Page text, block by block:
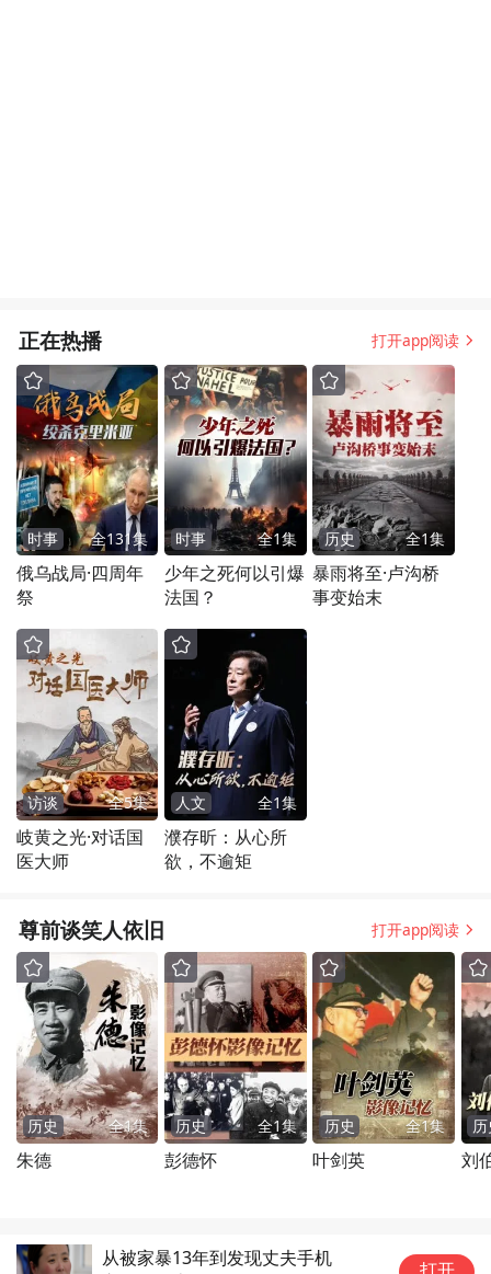
正在热播 打开app阅读
时事 全131集
俄乌战局·四周年
祭
时事 全1集
少年之死何以引爆
法国？
历史 全1集
暴雨将至·卢沟桥
事变始末
访谈 全5集
岐黄之光·对话国
医大师
人文 全1集
濮存昕：从心所
欲，不逾矩
尊前谈笑人依旧 打开app阅读
历史 全1集
朱德
历史 全1集
彭德怀
历史 全1集
叶剑英 刘
从被家暴13年到发现丈夫手机